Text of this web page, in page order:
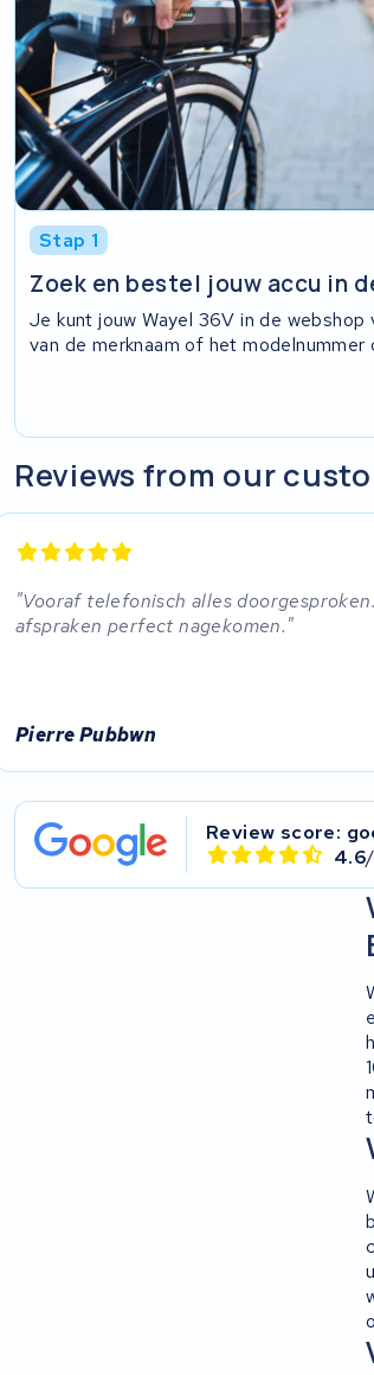
Stap 1
Zoek en bestel jouw accu in
Je kunt jouw Wayel 36V in de webshop
van de merknaam of het modelnummer
Reviews from our
Vooraf telefonisch alles
afspraken perfect nagekomen.
Pierre Pubbwn
Review score:
4.6